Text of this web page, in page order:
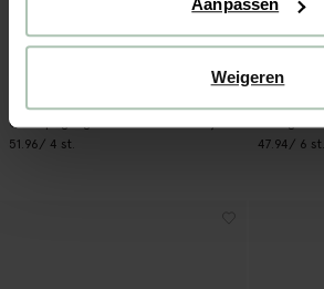
Aanpassen
Weigeren
Champagneglazen met roze hartje aan de binnenkant
51.96/ 4 st.
47.94/ 6 st.